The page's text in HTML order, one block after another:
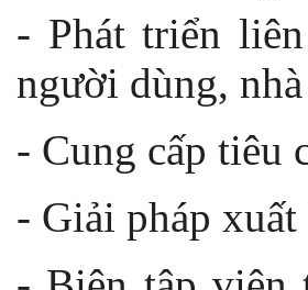
- Phát triển
người dùng,
- Cung cấp tiêu
- Giải pháp